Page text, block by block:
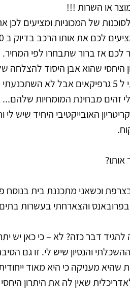
או השרות !!!
של המכוניות ומציעים לכן
לכם אז ברור שתבחרו לפי המחיר.
היחסי שהוא אבן היסוד להצלחה
אני רוצה כבעל עסק לפנות לגרפיקאי שיבנה לי לוגו. פניתי ל 5 גרפיקאים
זהים מבחינת המומחיות שלהם...
האובייקטיבי היחיד שיש לי
אותו?
וכשאני מתכננת בית בנוסח
והצארחתי בעשרות
דבר כזה? לא – כי כאן יש
והנסיון שיש לי. זו גם
מעניקה כי היא מאוד
שאין לה את היתרון